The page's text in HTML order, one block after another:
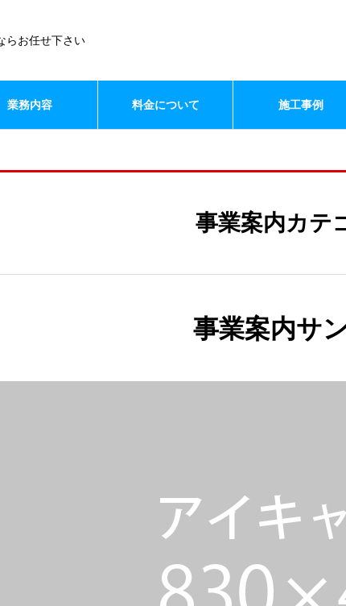
らお任せ下さい
業務内容 料金について 施工事例
事業案内カテ
事業案内サ